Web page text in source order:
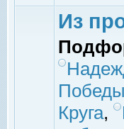
Из
Круга,